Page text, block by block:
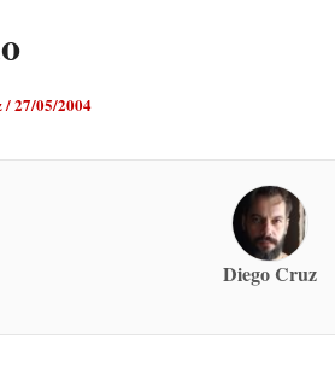
/27/05/2004
Diego Cruz